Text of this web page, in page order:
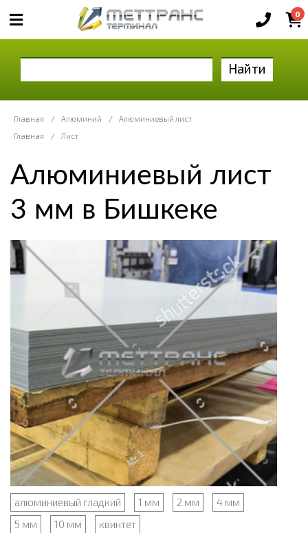
0
Найти
Главная / Алюминий /
Алюминиевый лист
Главная
/ Лист
Алюминиевый лист
3 мм в Бишкеке
алюминиевый гладкий 1 мм 2 мм
4 мм
5 мм
10 мм квинтет